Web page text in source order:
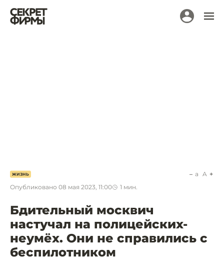
ЖИЗНЬ
Опубликовано 08 мая 2023, 11:00 1 мин.
a A
Бдительный москвич
настучал на полицейских-
неумёх. Они не справились с
беспилотником